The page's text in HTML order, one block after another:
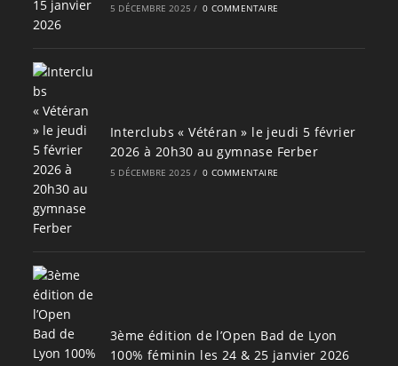
5 DÉCEMBRE 2025 / 0 COMMENTAIRE
Interclubs « Vétéran » le jeudi 5 février
2026 à 20h30 au gymnase Ferber
5 DÉCEMBRE 2025 / 0 COMMENTAIRE
3ème édition de l’Open Bad de Lyon
100% féminin les 24 & 25 janvier 2026